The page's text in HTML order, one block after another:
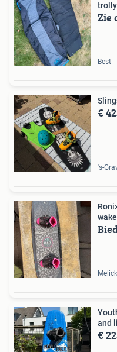
Zie
Best
€
's-
Melick
and
€